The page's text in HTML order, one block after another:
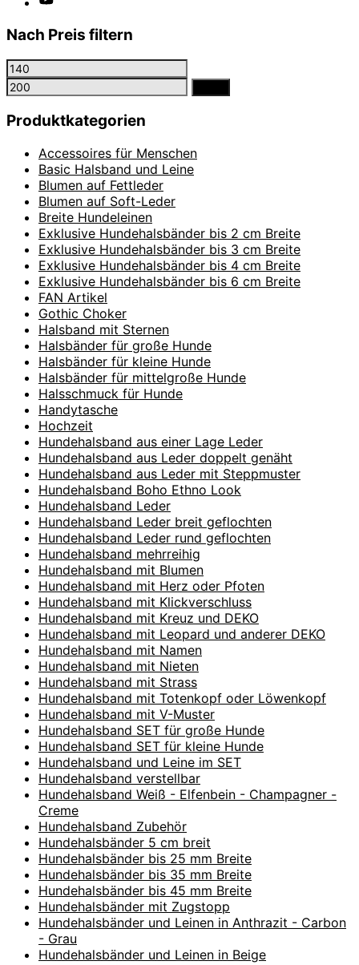
Nach Preis filtern
Min.
Preis
Preis
Produktkategorien
Accessoires für Menschen
Basic Halsband und Leine
Blumen auf Fettleder
Blumen auf Soft-Leder
Breite Hundeleinen
Exklusive Hundehalsbänder bis 2 cm Breite
Exklusive Hundehalsbänder bis 3 cm Breite
Exklusive Hundehalsbänder bis 4 cm Breite
Exklusive Hundehalsbänder bis 6 cm Breite
FAN Artikel
Gothic Choker
Halsband mit Sternen
Halsbänder für große Hunde
Halsbänder für kleine Hunde
Halsbänder für mittelgroße Hunde
Halsschmuck für Hunde
Handytasche
Hochzeit
Hundehalsband aus einer Lage Leder
Hundehalsband aus Leder doppelt genäht
Hundehalsband aus Leder mit Steppmuster
Hundehalsband Boho Ethno Look
Hundehalsband Leder
Hundehalsband Leder breit geflochten
Hundehalsband Leder rund geflochten
Hundehalsband mehrreihig
Hundehalsband mit Blumen
Hundehalsband mit Herz oder Pfoten
Hundehalsband mit Klickverschluss
Hundehalsband mit Kreuz und DEKO
Hundehalsband mit Leopard und anderer DEKO
Hundehalsband mit Namen
Hundehalsband mit Nieten
Hundehalsband mit Strass
Hundehalsband mit Totenkopf oder Löwenkopf
Hundehalsband mit V-Muster
Hundehalsband SET für große Hunde
Hundehalsband SET für kleine Hunde
Hundehalsband und Leine im SET
Hundehalsband verstellbar
Hundehalsband Weiß - Elfenbein - Champagner -
Creme
Hundehalsband Zubehör
Hundehalsbänder 5 cm breit
Hundehalsbänder bis 25 mm Breite
Hundehalsbänder bis 35 mm Breite
Hundehalsbänder bis 45 mm Breite
Hundehalsbänder mit Zugstopp
Hundehalsbänder und Leinen in Anthrazit - Carbon
- Grau
Hundehalsbänder und Leinen in Beige